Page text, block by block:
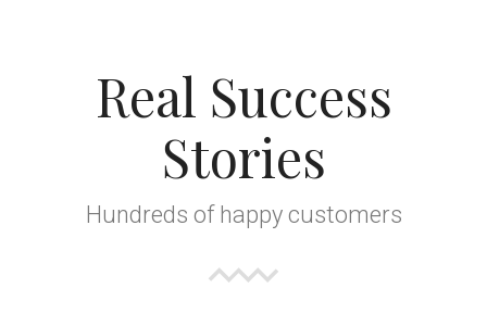
Real Success
Stories
Hundreds of happy customers